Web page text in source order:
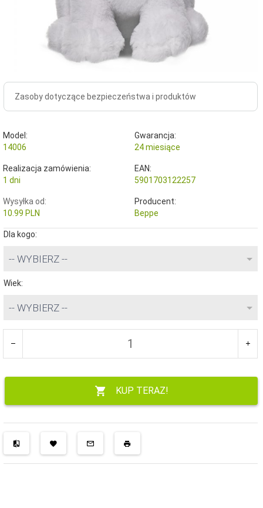
Zasoby dotyczące bezpieczeństwa i produktów
Model:
14006
Gwarancja:
24 miesiące
Realizacja zamówienia:
1 dni
EAN:
5901703122257
Wysyłka od:
10.99 PLN
Producent:
Beppe
Dla kogo:
-- WYBIERZ --
Wiek:
-- WYBIERZ --
KUP TERAZ!